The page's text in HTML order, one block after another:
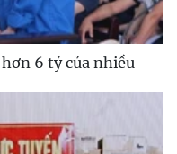
6 tỷ của nhiều